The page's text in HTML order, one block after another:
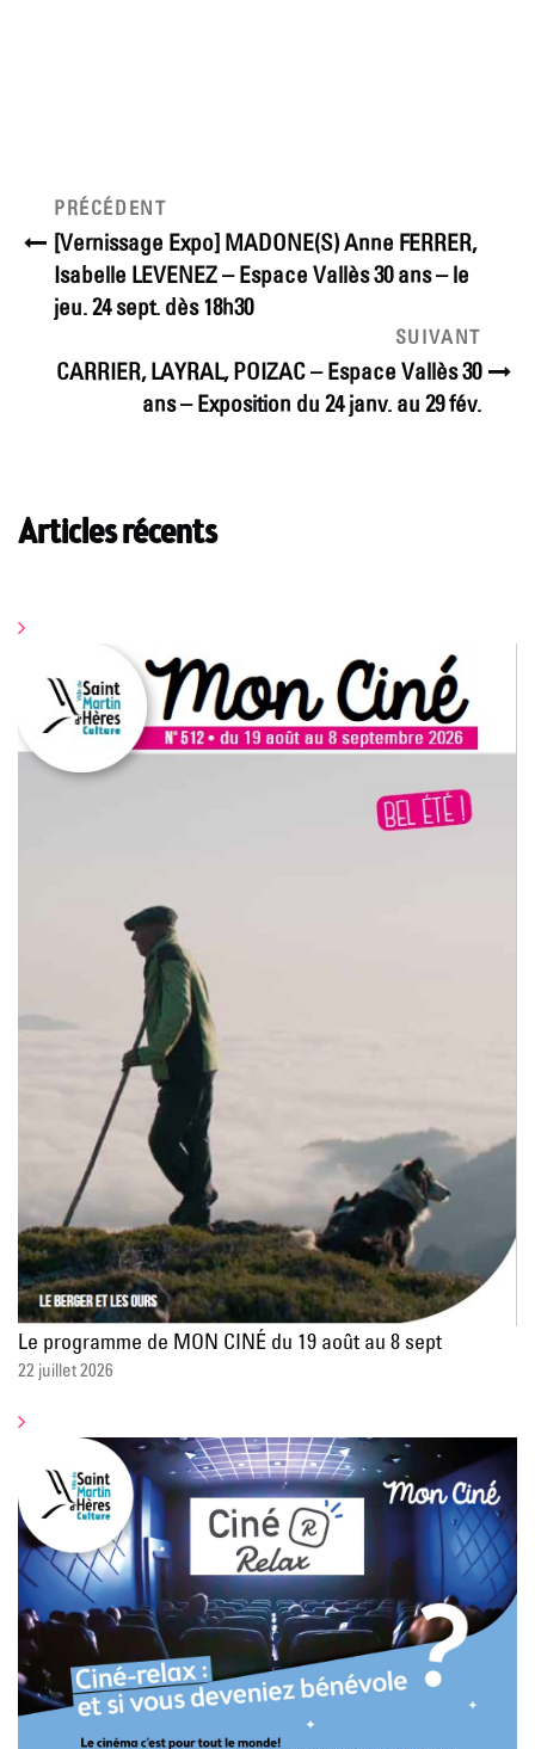
Navigation
de
l’article
Article
précédent
PRÉCÉDENT
[Vernissage Expo] MADONE(S) Anne FERRER,
Isabelle LEVENEZ – Espace Vallès 30 ans – le
jeu. 24 sept. dès 18h30
suivant
SUIVANT
CARRIER, LAYRAL, POIZAC – Espace Vallès 30
ans – Exposition du 24 janv. au 29 fév.
Articles récents
Le programme de MON CINÉ du 19 août au 8 sept
22 juillet 2026